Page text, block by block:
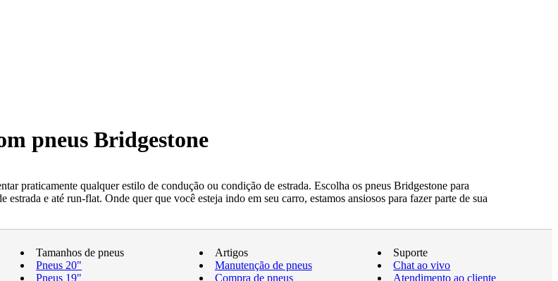
pneus Bridgestone
praticamente qualquer estilo de condução ou condição de estrada. Escolha os pneus Bridgestone para
e até run-flat. Onde quer que você esteja indo em seu carro, estamos ansiosos para fazer parte de sua
Tamanhos de pneus
Pneus 20"
Pneus 19"
Artigos
Manutenção de pneus
Compra de pneus
Suporte
Chat ao vivo
Atendimento ao cliente